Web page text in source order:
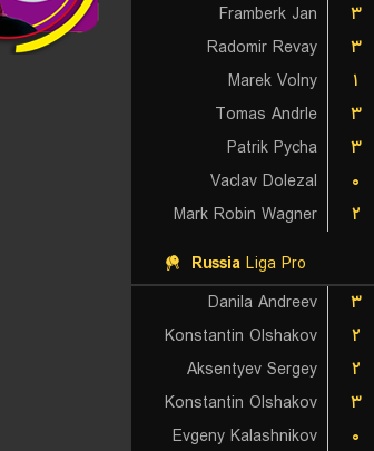
Framberk Jan
۳
Radomir Revay
۳
Marek Volny
۱
Tomas Andrle
۳
Patrik Pycha
۳
Vaclav Dolezal
۰
Mark Robin Wagner
۲
Russia Liga Pro
Danila Andreev
۳
Konstantin Olshakov
۲
Aksentyev Sergey
۲
Konstantin Olshakov
۳
Evgeny Kalashnikov
۰